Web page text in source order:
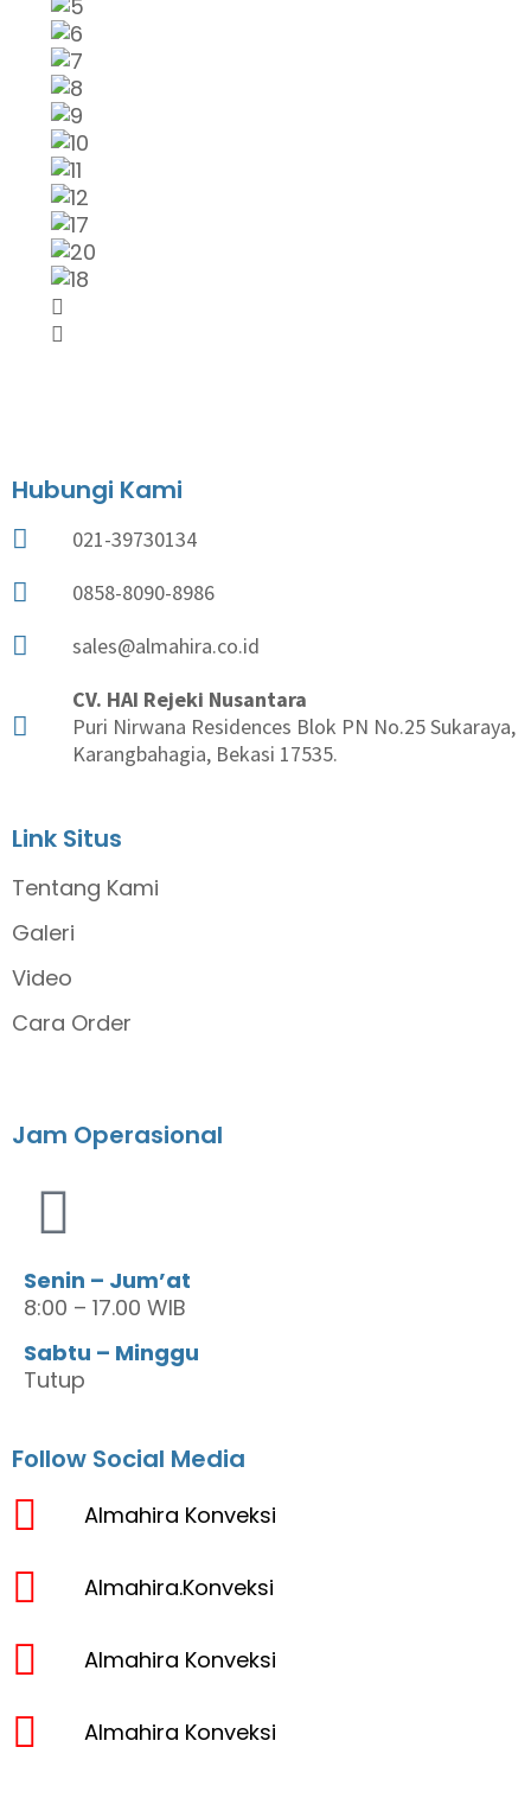
Hubungi Kami
021-39730134
0858-8090-8986
sales@almahira.co.id
CV. HAI Rejeki Nusantara
Puri Nirwana Residences Blok PN No.25 Sukaraya,
Karangbahagia, Bekasi 17535.
Link Situs
Tentang Kami
Galeri
Video
Cara Order
Jam Operasional
Senin – Jum’at
8:00 – 17.00 WIB
Sabtu – Minggu
Tutup
Follow Social Media
Almahira Konveksi
Almahira.Konveksi
Almahira Konveksi
Almahira Konveksi